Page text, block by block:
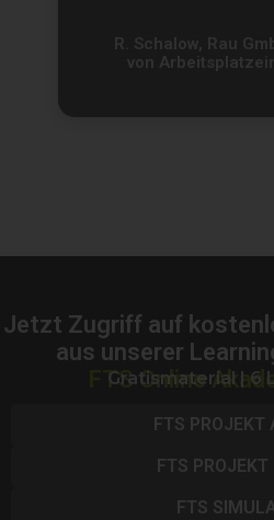
R. Schalow, Rau
von
Jetzt Zugriff auf
aus unserer
FTS Online
Gratismaterial | 6
FTS PROJEKT
FTS PROJEKT
FTS